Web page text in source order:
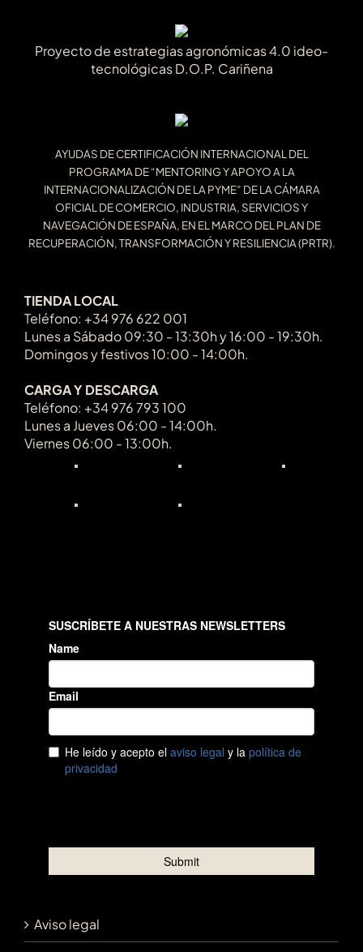
Proyecto de estrategias agronómicas 4.0 ideo-
tecnológicas D.O.P. Cariñena
AYUDAS DE CERTIFICACIÓN INTERNACIONAL DEL
PROGRAMA DE “MENTORING Y APOYO A LA
INTERNACIONALIZACIÓN DE LA PYME” DE LA CÁMARA
OFICIAL DE COMERCIO, INDUSTRIA, SERVICIOS Y
NAVEGACIÓN DE ESPAÑA, EN EL MARCO DEL PLAN DE
RECUPERACIÓN, TRANSFORMACIÓN Y RESILIENCIA (PRTR).
TIENDA LOCAL
Teléfono: +34 976 622 001
Lunes a Sábado 09:30 - 13:30h y 16:00 - 19:30h.
Domingos y festivos 10:00 - 14:00h.
CARGA Y DESCARGA
Teléfono: +34 976 793 100
Lunes a Jueves 06:00 - 14:00h.
Viernes 06:00 - 13:00h.
Aviso legal